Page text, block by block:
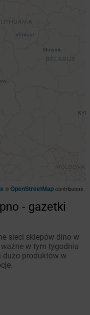
©OpenStreetMapcontributors
- gazetki
sieci sklepów dino w
w tym tygodniu
dużo produktów w